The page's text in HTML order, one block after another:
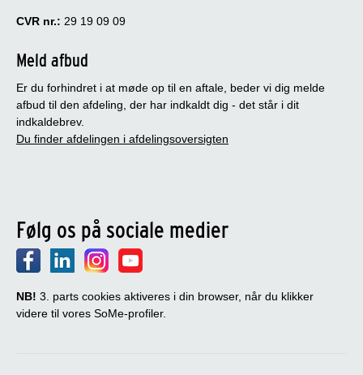
CVR nr.: 29 19 09 09
Meld afbud
Er du forhindret i at møde op til en aftale, beder vi dig melde
afbud til den afdeling, der har indkaldt dig - det står i dit
indkaldebrev.
Du finder afdelingen i afdelingsoversigten
Følg os på sociale medier
NB! 3. parts cookies aktiveres i din browser, når du klikker
videre til vores SoMe-profiler.